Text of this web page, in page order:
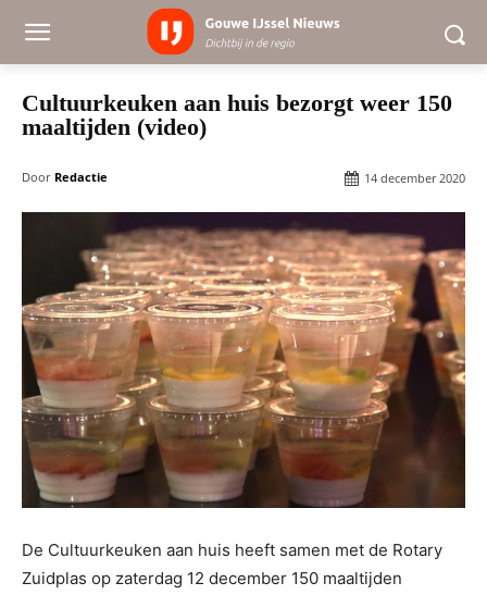
Cultuurkeuken aan huis bezorgt weer 150
maaltijden (video)
Door Redactie 14 december 2020
De Cultuurkeuken aan huis heeft samen met de Rotary
Zuidplas op zaterdag 12 december 150 maaltijden